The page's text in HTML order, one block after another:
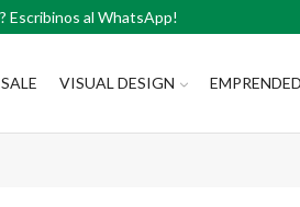
Escribinos al WhatsApp!
SALE VISUAL DESIGN